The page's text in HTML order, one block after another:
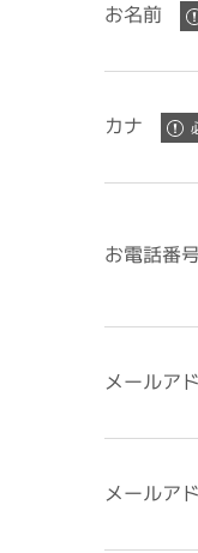
お名前
カナ
お電話番号
メールア
メールア